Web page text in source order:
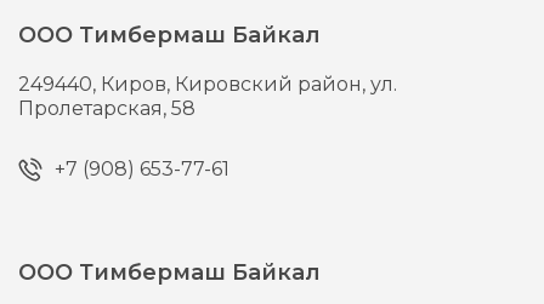
ООО Тимбермаш Байкал
249440, Киров, Кировский район, ул.
Пролетарская, 58
+7 (908) 653-77-61
ООО Тимбермаш Байкал